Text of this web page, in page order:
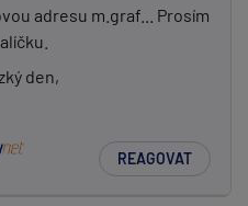
adresu m.graf... Prosím
den,
REAGOVAT